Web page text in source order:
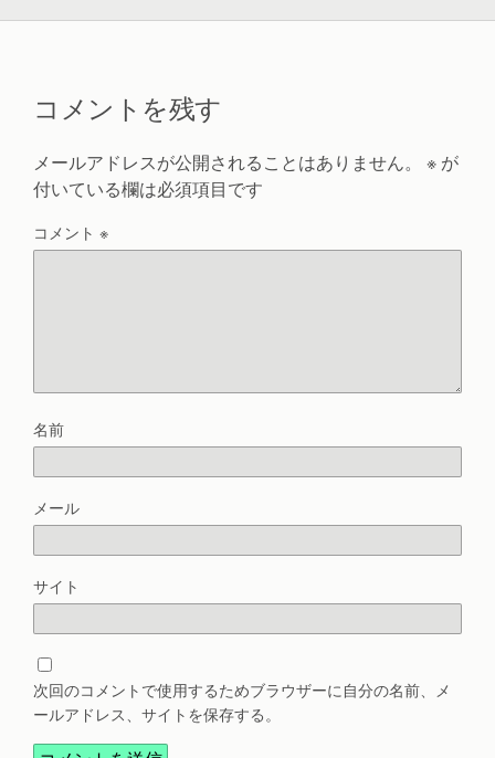
コメントを残す
メールアドレスが公開されることはありません。 ※ が
付いている欄は必須項目です
コメント ※
名前
メール
サイト
次回のコメントで使用するためブラウザーに自分の名前、メ
ールアドレス、サイトを保存する。